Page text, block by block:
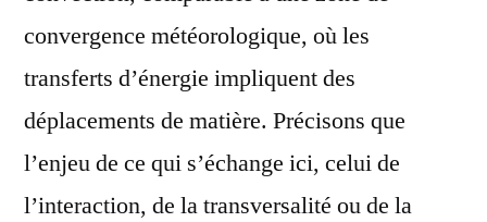
convergence météorologique, où les
transferts d’énergie impliquent des
déplacements de matière. Précisons que
l’enjeu de ce qui s’échange ici, celui de
l’interaction, de la transversalité ou de la